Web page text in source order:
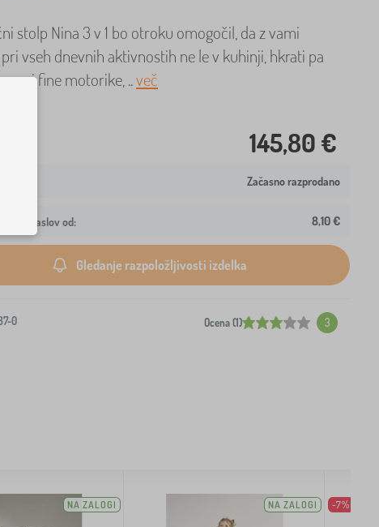
stolp Nina 3 v 1 bo otroku omogočil, da z vami
vseh dnevnih aktivnostih ne le v kuhinji, hkrati pa
fine motorike, ..več
145,80 €
Začasno razprodano
vaš naslov od: 8,10 €
Gledanje razpoložljivosti izdelka
0 Ocena (1) 3
NA ZALOGI NA ZALOGI -7%